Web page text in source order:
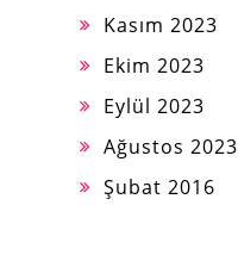
Kasım 2023
Ekim 2023
Eylül 2023
Ağustos 2023
Şubat 2016